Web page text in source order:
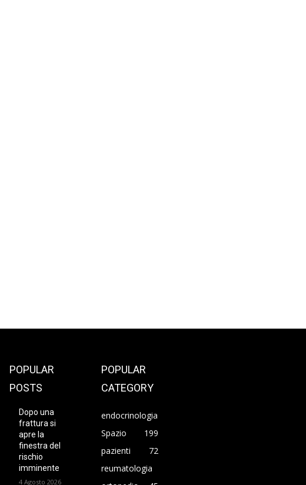
POPULAR
POSTS
Dopo una
frattura si
apre la
finestra del
rischio
imminente
4 Agosto 2026
POPULAR
CATEGORY
endocrinologia
199
Spazio
pazienti
72
reumatologia